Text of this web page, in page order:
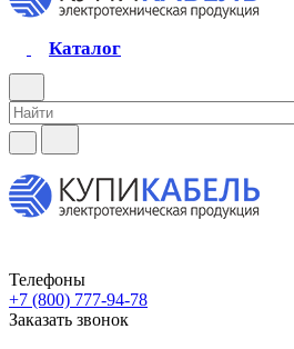
Каталог
Телефоны
+7 (800) 777-94-78
Заказать звонок